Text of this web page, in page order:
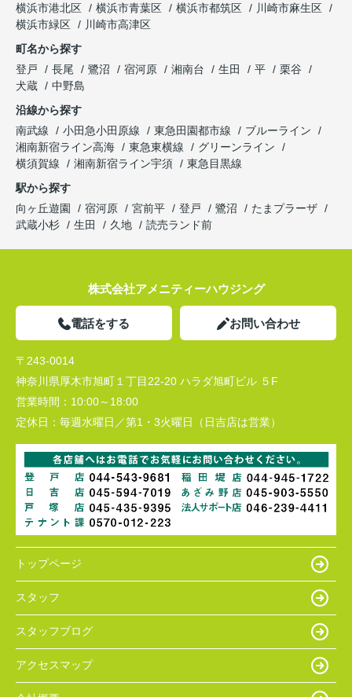
横浜市港北区
横浜市青葉区 横浜市都筑区
川崎市麻生区
横浜市緑区
川崎市高津区
町名から探す
登戸
長尾 鷺沼 宿河原 湘南台 生田 平
栗谷
犬蔵
中野島
沿線から探す
南武線
小田急小田原線 東急田園都市線
ブルーライン
湘南新宿ライン高海
東急東横線
グリーンライン
横須賀線
湘南新宿ライン宇須
東急目黒線
駅から探す
向ヶ丘遊園
宿河原 宮前平 登戸 鷺沼
たまプラーザ
武蔵小杉
生田 久地 読売ランド前
株式会社アメニティーハウジング
電話をする お問い合わせ
〒243-0014
神奈川県厚木市旭町１丁目22-20 ハラダ旭町ビル ５F
営業時間： 10:00～18:00
定休日： 毎週水曜日／第1・3火曜日（日吉店は営業）
トップページ
スタッフ
スタッフブログ
アクセスマップ